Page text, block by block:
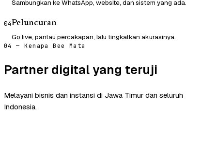
Sambungkan ke WhatsApp, website, dan sistem yang ada.
04Peluncuran
Go live, pantau percakapan, lalu tingkatkan akurasinya.
04 — Kenapa Bee Mata
Partner digital yang teruji
Melayani bisnis dan instansi di Jawa Timur dan seluruh
Indonesia.